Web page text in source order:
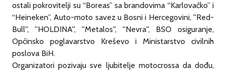
ostali pokrovitelji su “Boreas” sa brandovima “Karlovačko” i
“Heineken”, Auto-moto savez u Bosni i Hercegovini, ''Red-
Bull'', ''HOLDINA'', ''Metalos'', ''Nevra'', BSO osiguranje,
Općinsko poglavarstvo Kreševo i Ministarstvo civilnih
poslova BiH.
Organizatori pozivaju sve ljubitelje motocrossa da dođu,